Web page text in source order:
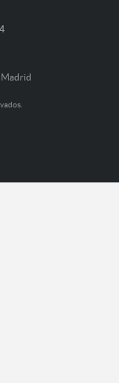
Madrid